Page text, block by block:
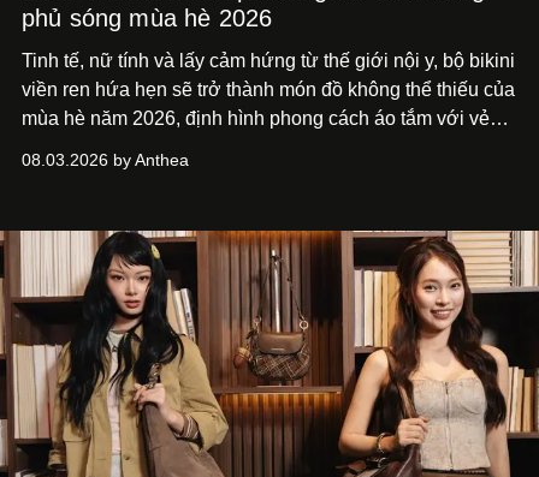
phủ sóng mùa hè 2026
Tinh tế, nữ tính và lấy cảm hứng từ thế giới nội y, bộ bikini
viền ren hứa hẹn sẽ trở thành món đồ không thể thiếu của
mùa hè năm 2026, định hình phong cách áo tắm với vẻ
08.03.2026 by Anthea